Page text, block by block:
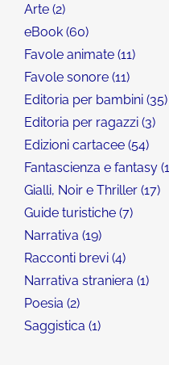
Arte 2
eBook 60
Favole animate 11
Favole sonore 11
Editoria per bambini 35
Editoria per ragazzi 3
Edizioni cartacee 54
Fantascienza e fantasy 1
Gialli, Noir e Thriller 17
Guide turistiche 7
Narrativa 19
Racconti brevi 4
Narrativa straniera 1
Poesia 2
Saggistica 1